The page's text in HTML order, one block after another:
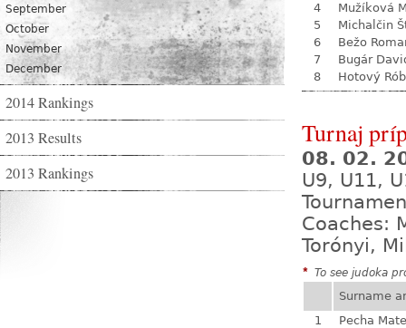
September
October
November
December
2014 Rankings
2013 Results
2013 Rankings
4
Mužíková
5
Michalčin
6
Bežo
7
Bugár
8
Hotový
Turnaj
08. 02.
U9, U11,
Coaches:
Torónyi,
* To see judoka
Surname
1
Pecha